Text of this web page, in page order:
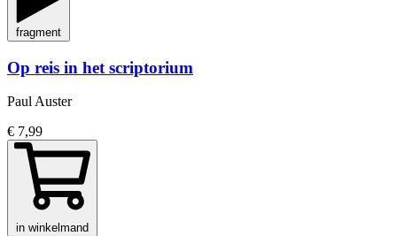
fragment
Op reis in het scriptorium
Paul Auster
€ 7,99
in winkelmand